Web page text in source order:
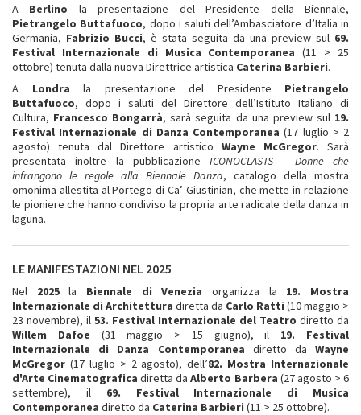
A Berlino la presentazione del Presidente della Biennale,
Pietrangelo Buttafuoco, dopo i saluti dell’Ambasciatore d’Italia in
Germania, Fabrizio Bucci, è stata seguita da una preview sul 69.
Festival Internazionale di Musica Contemporanea (11 > 25
ottobre) tenuta dalla nuova Direttrice artistica Caterina Barbieri.
A Londra la presentazione del Presidente Pietrangelo
Buttafuoco, dopo i saluti del Direttore dell’Istituto Italiano di
Cultura, Francesco Bongarrà, sarà seguita da una preview sul 19.
Festival Internazionale di Danza Contemporanea (17 luglio > 2
agosto) tenuta dal Direttore artistico Wayne McGregor. Sarà
presentata inoltre la pubblicazioneICONOCLASTS - Donne che
infrangono le regole alla Biennale Danza, catalogo della mostra
omonima allestita al Portego di Ca’ Giustinian, che mette in relazione
le pioniere che hanno condiviso la propria arte radicale della danza in
laguna.
LE MANIFESTAZIONI NEL 2025
Nel 2025la Biennale di Venezia organizza la 19. Mostra
Internazionale di Architettura diretta da Carlo Ratti (10 maggio >
23 novembre), il 53. Festival Internazionale del Teatro diretto da
Willem Dafoe (31 maggio > 15 giugno), il 19. Festival
Internazionale di Danza Contemporanea diretto da Wayne
McGregor (17 luglio > 2 agosto),dell’82. Mostra Internazionale
d'Arte Cinematograficadiretta daAlberto Barbera (27 agosto > 6
settembre), il 69. Festival Internazionale di Musica
Contemporanea diretto da Caterina Barbieri (11 > 25 ottobre).